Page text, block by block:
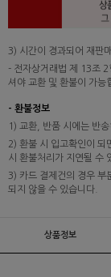
3) 시간이 경과되어 재판
- 전자상거래법 제 13조 2
셔야 교환 및 환불이 가능
- 환불정보
1) 교환, 반품 시에는 반
2) 환불 시 입고확인이 되
시 환불처리가 지연될 수
3) 카드 결제건의 경우 부
되지 않을 수 있습니다.
상품정보